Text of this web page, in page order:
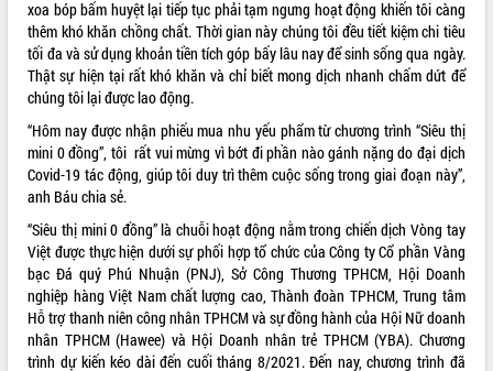
Đắk Lắk về phát triển nhân lực y tế
cho trạm y tế cấp xã
Du lịch Đắk Lắk nâng tầm trải nghiệm
du khách thông qua Hệ thống cơ sở dữ
Tập huấn ứng dụng trí tuệ nhân tạo (AI)
trong thương mại điện tử năm 2026
Đoàn đại biểu Quốc hội tỉnh Đắk Lắk
nhất, Quốc hội khóa XVI
Quyết liệt cải cách hành chính, khơi
thông nguồn lực phát triển
Nâng cao hiệu lực, hiệu quả HĐND
tỉnh thông qua hiện đại hóa hành chính
Xã Ea Phê gắn cải cách hành chính với
xoa bóp bấm huyệt lại tiếp tục phải tạm ngưng hoạt động khiến tôi càng
thêm khó khăn chồng chất. Thời gian này chúng tôi đều tiết kiệm chi tiêu
tối đa và sử dụng khoản tiền tích góp bấy lâu nay để sinh sống qua ngày.
Thật sự hiện tại rất khó khăn và chỉ biết mong dịch nhanh chấm dứt để
chúng tôi lại được lao động.
“Hôm nay được nhận phiếu mua nhu yếu phẩm từ chương trình “Siêu thị
mini 0 đồng”, tôi rất vui mừng vì bớt đi phần nào gánh nặng do đại dịch
Covid-19 tác động, giúp tôi duy trì thêm cuộc sống trong giai đoạn này”,
anh Báu chia sẻ.
“Siêu thị mini 0 đồng” là chuỗi hoạt động nằm trong chiến dịch Vòng tay
Việt được thực hiện dưới sự phối hợp tổ chức của Công ty Cổ phần Vàng
bạc Đá quý Phú Nhuận (PNJ), Sở Công Thương TPHCM, Hội Doanh
nghiệp hàng Việt Nam chất lượng cao, Thành đoàn TPHCM, Trung tâm
Hỗ trợ thanh niên công nhân TPHCM và sự đồng hành của Hội Nữ doanh
nhân TPHCM (Hawee) và Hội Doanh nhân trẻ TPHCM (YBA). Chương
trình dự kiến kéo dài đến cuối tháng 8/2021. Đến nay, chương trình đã